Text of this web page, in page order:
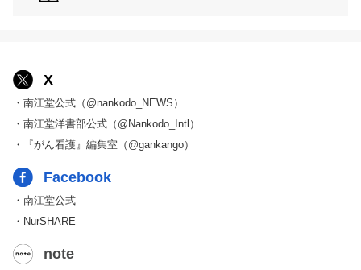
X
・南江堂公式（@nankodo_NEWS）
・南江堂洋書部公式（@Nankodo_Intl）
・『がん看護』編集室（@gankango）
Facebook
・南江堂公式
・NurSHARE
note